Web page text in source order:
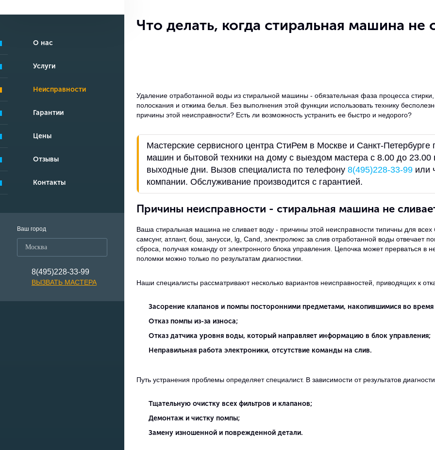
О нас
Услуги
Неисправности
Гарантии
Цены
Отзывы
Контакты
Ваш город
Москва
8(495)228-33-99
ВЫЗВАТЬ МАСТЕРА
Что делать, когда стиральная машина не
Удаление отработанной воды из стиральной машины - обязательная фаза процесса стирки,
полоскания и отжима белья. Без выполнения этой функции использовать технику
причины этой неисправности? Есть ли возможность устранить ее быстро и недорого?
Мастерские сервисного центра СтиРем в Москве и Санкт-
машин и бытовой техники на дому с выездом мастера с 8.00 до
выходные дни. Вызов специалиста по телефону 8(495)228-33-99 или
компании. Обслуживание производится с гарантией.
Причины неисправности - стиральная машина не
Ваша стиральная машина не сливает воду - причины этой неисправности типичны для
самсунг, атлант, бош, занусси, lg, Cand, электролюкс за слив отработанной воды
сброса, получая команду от электронного блока управления. Цепочка может прерваться в
поломки можно только по результатам диагностики.
Наши специалисты рассматривают несколько вариантов неисправностей, приводящих к
Засорение клапанов и помпы посторонними предметами, накопившимися во время
Отказ помпы из-за износа;
Отказ датчика уровня воды, который направляет информацию в блок управления;
Неправильная работа электроники, отсутствие команды на слив.
Путь устранения проблемы определяет специалист. В зависимости от результатов
Тщательную очистку всех фильтров и клапанов;
Демонтаж и чистку помпы;
Замену изношенной и поврежденной детали.